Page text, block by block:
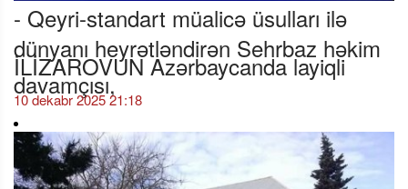
- Qeyri-standart müalicə üsulları ilə
dünyanı heyrətləndirən Sehrbaz həkim
İLİZAROVUN Azərbaycanda layiqli
davamçısı,
10 dekabr 2025 21:18